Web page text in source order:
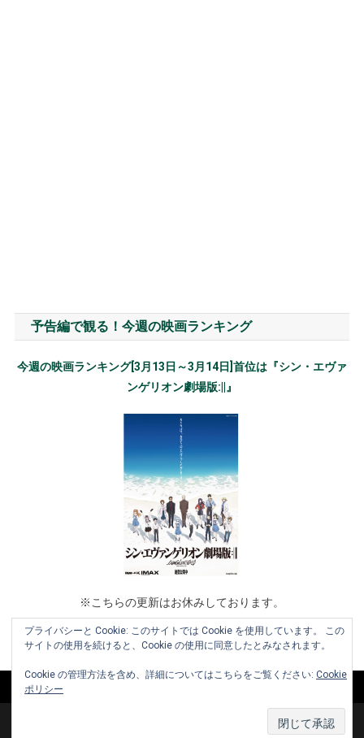
予告編で観る！今週の映画ランキング
今週の映画ランキング[3月13日～3月14日]首位は『シン・エヴァ
ンゲリオン劇場版:||』
※こちらの更新はお休みしております。
Copyright © 2010-2026 www.cinemaniera.com All Rights Reserved.|
プライバシーと Cookie: このサイトでは Cookie を使用しています。 この
サイトの使用を続けると、Cookie の使用に同意したとみなされます。
Cookie の管理方法を含め、詳細についてはこちらをご覧ください: Cookie
ポリシー